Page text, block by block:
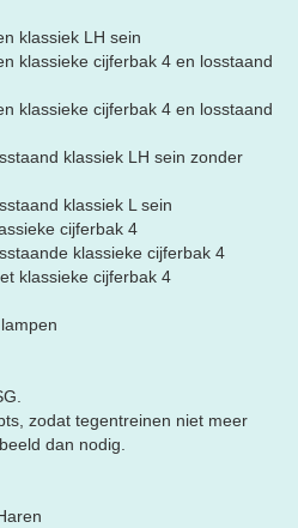
klassiek LH sein
klassieke cijferbak 4 en losstaand
klassieke cijferbak 4 en losstaand
klassiek LH sein zonder
klassiek L sein
cijferbak 4
klassieke cijferbak 4
klassieke cijferbak 4
zodat tegentreinen niet meer
dan nodig.